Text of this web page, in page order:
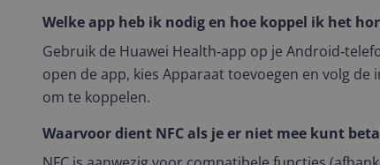
Welke app heb ik nodig en hoe koppel ik het
Gebruik de Huawei Health‑app op je
open de app, kies Apparaat toevoegen en volg
om te koppelen.
Waarvoor dient NFC als je er niet mee kunt